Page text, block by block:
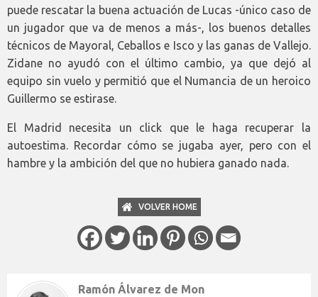
puede rescatar la buena actuación de Lucas -único caso de
un jugador que va de menos a más-, los buenos detalles
técnicos de Mayoral, Ceballos e Isco y las ganas de Vallejo.
Zidane no ayudó con el último cambio, ya que dejó al
equipo sin vuelo y permitió que el Numancia de un heroico
Guillermo se estirase.
El Madrid necesita un click que le haga recuperar la
autoestima. Recordar cómo se jugaba ayer, pero con el
hambre y la ambición del que no hubiera ganado nada.
VOLVER HOME
Ramón Álvarez de Mon